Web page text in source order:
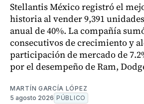
Stellantis México registró el
historia al vender 9,391
anual de 40%. La compañía
consecutivos de crecimiento y
participación de mercado de
por el desempeño de Ram,
MARTÍN GARCÍA LÓPEZ
5 agosto 2026 PÚBLICO